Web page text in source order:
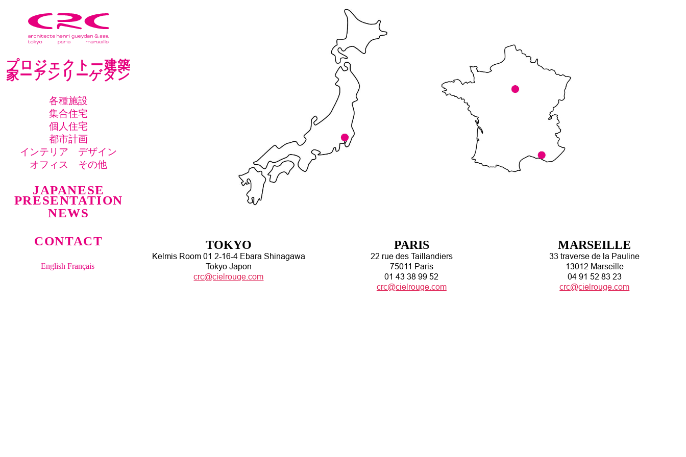
プロジェクトー建築
家ーアンリーゲダン
各種施設
集合住宅
個人住宅
都市計画
インテリア デザイン
オフィス その他
JAPANESE
PRESENTATION
NEWS
CONTACT
English Français
TOKYO
Kelmis Room 01 2-16-4 Ebara Shinagawa
Tokyo Japon
crc@cielrouge.com
PARIS
22 rue des Taillandiers
75011 Paris
01 43 38 99 52
crc@cielrouge.com
MARSEILLE
33 traverse de la Pauline
13012 Marseille
04 91 52 83 23
crc@cielrouge.com